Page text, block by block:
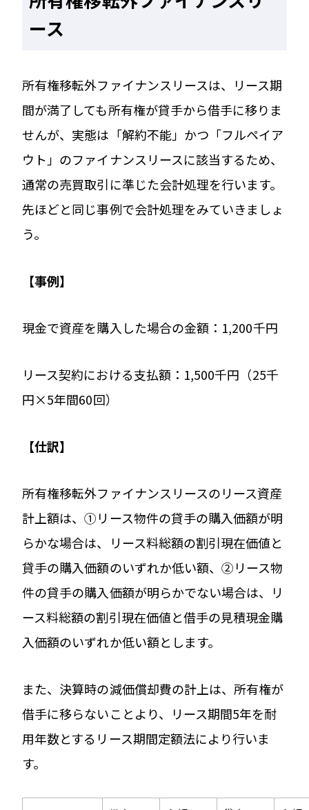
ース
所有権移転外ファイナンスリースは、リース期
間が満了しても所有権が貸手から借手に移りま
せんが、実態は「解約不能」かつ「フルペイア
ウト」のファイナンスリースに該当するため、
通常の売買取引に準じた会計処理を行います。
先ほどと同じ事例で会計処理をみていきましょ
う。
【事例】
現金で資産を購入した場合の金額：1,200千円
リース契約における支払額：1,500千円（25千
円×5年間60回）
【仕訳】
所有権移転外ファイナンスリースのリース資産
計上額は、①リース物件の貸手の購入価額が明
らかな場合は、リース料総額の割引現在価値と
貸手の購入価額のいずれか低い額、②リース物
件の貸手の購入価額が明らかでない場合は、リ
ース料総額の割引現在価値と借手の見積現金購
入価額のいずれか低い額とします。
また、決算時の減価償却費の計上は、所有権が
借手に移らないことより、リース期間5年を耐
用年数とするリース期間定額法により行いま
す。